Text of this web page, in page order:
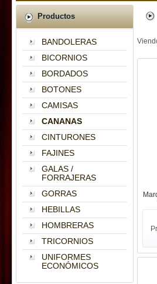
Productos
BANDOLERAS
BICORNIOS
BORDADOS
BOTONES
CAMISAS
CANANAS
CINTURONES
FAJINES
GALAS /
FORRAJERAS
GORRAS
HEBILLAS
HOMBRERAS
TRICORNIOS
UNIFORMES
ECONÓMICOS